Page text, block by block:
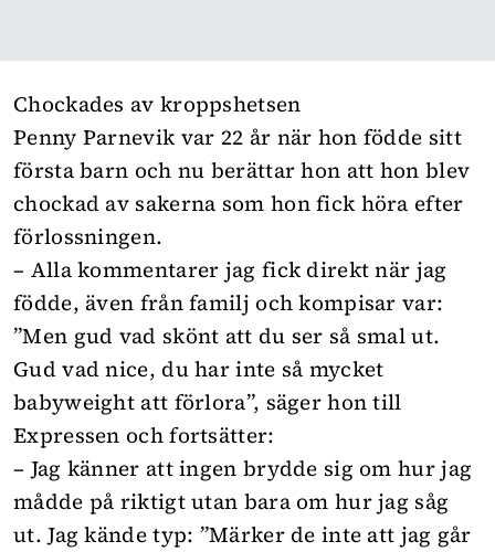
Chockades av kroppshetsen
Penny Parnevik var 22 år när hon födde sitt
första barn och nu berättar hon att hon blev
chockad av sakerna som hon fick höra efter
förlossningen.
– Alla kommentarer jag fick direkt när jag
födde, även från familj och kompisar var:
”Men gud vad skönt att du ser så smal ut.
Gud vad nice, du har inte så mycket
babyweight att förlora”, säger hon till
Expressen och fortsätter:
– Jag känner att ingen brydde sig om hur jag
mådde på riktigt utan bara om hur jag såg
ut. Jag kände typ: ”Märker de inte att jag går